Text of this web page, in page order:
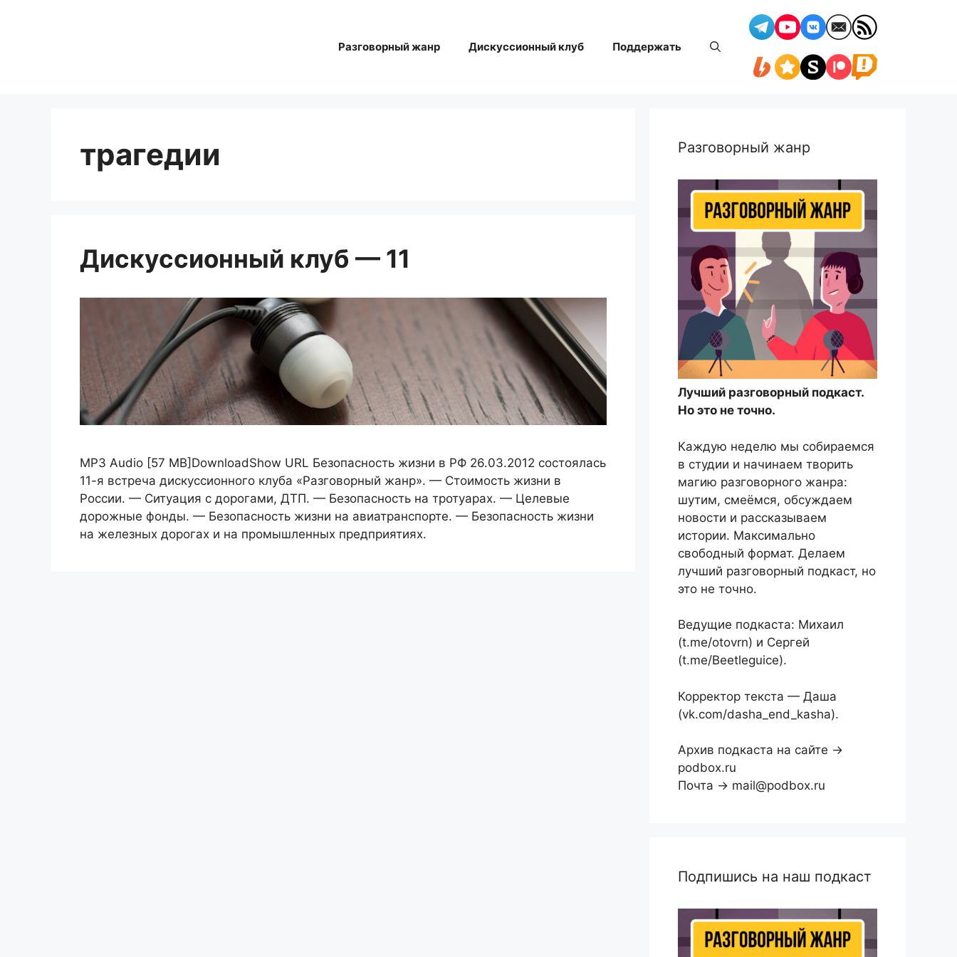
Разговорный жанр Дискуссионный клуб Поддержать
трагедии
Дискуссионный клуб — 11
MP3 Audio [57 MB]DownloadShow URL Безопасность жизни в РФ 26.03.2012 состоялась
11-я встреча дискуссионного клуба «Разговорный жанр». — Стоимость жизни в
России. — Ситуация с дорогами, ДТП. — Безопасность на тротуарах. — Целевые
дорожные фонды. — Безопасность жизни на авиатранспорте. — Безопасность жизни
на железных дорогах и на промышленных предприятиях.
Разговорный жанр
Лучший разговорный подкаст.
Но это не точно.
Каждую неделю мы собираемся
в студии и начинаем творить
магию разговорного жанра:
шутим, смеёмся, обсуждаем
новости и рассказываем
истории. Максимально
свободный формат. Делаем
лучший разговорный подкаст, но
это не точно.
Ведущие подкаста: Михаил
(t.me/otovrn) и Сергей
(t.me/Beetleguice).
Корректор текста — Даша
(vk.com/dasha_end_kasha).
Архив подкаста на сайте →
podbox.ru
Почта → mail@podbox.ru
Подпишись на наш подкаст